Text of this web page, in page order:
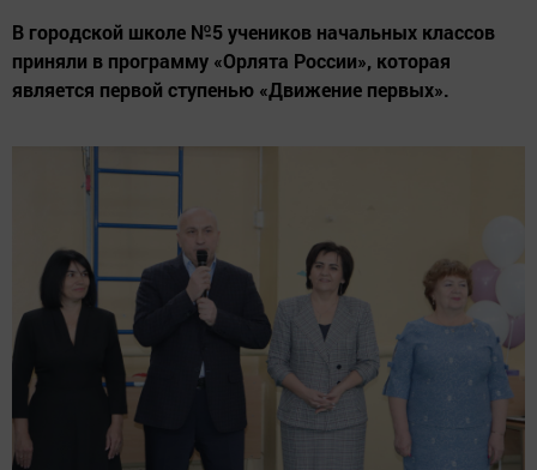
В городской школе №5 учеников начальных классов
приняли в программу «Орлята России», которая
является первой ступенью «Движение первых».